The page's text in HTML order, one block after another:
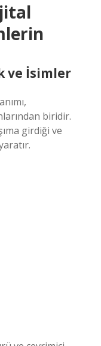
ve İsimler
biridir.
girdiği ve